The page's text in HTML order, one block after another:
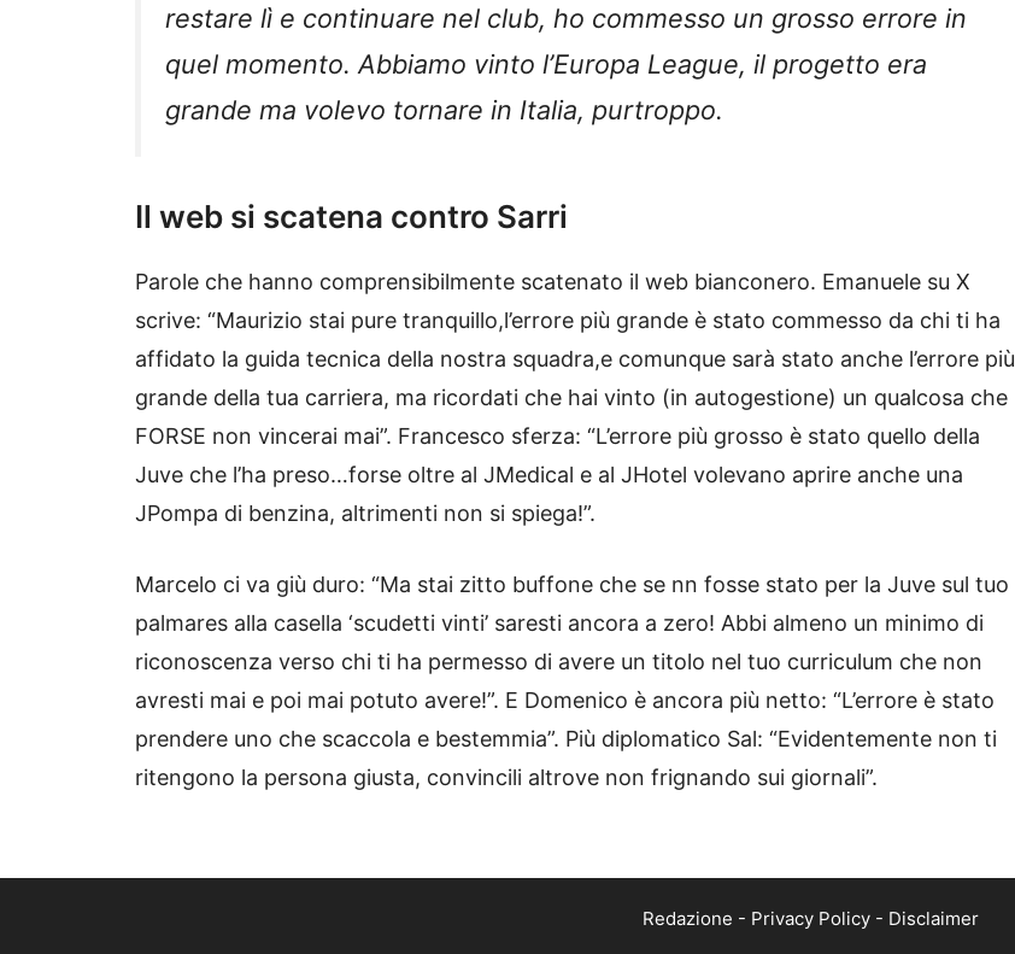
restare lì e continuare nel club, ho commesso un grosso errore in
quel momento. Abbiamo vinto l’Europa League, il progetto era
grande ma volevo tornare in Italia, purtroppo.
Il web si scatena contro Sarri
Parole che hanno comprensibilmente scatenato il web bianconero. Emanuele su X
scrive: “Maurizio stai pure tranquillo,l’errore più grande è stato commesso da chi ti ha
affidato la guida tecnica della nostra squadra,e comunque sarà stato anche l’errore più
grande della tua carriera, ma ricordati che hai vinto (in autogestione) un qualcosa che
FORSE non vincerai mai”. Francesco sferza: “L’errore più grosso è stato quello della
Juve che l’ha preso…forse oltre al JMedical e al JHotel volevano aprire anche una
JPompa di benzina, altrimenti non si spiega!”.
Marcelo ci va giù duro: “Ma stai zitto buffone che se nn fosse stato per la Juve sul tuo
palmares alla casella ‘scudetti vinti’ saresti ancora a zero! Abbi almeno un minimo di
riconoscenza verso chi ti ha permesso di avere un titolo nel tuo curriculum che non
avresti mai e poi mai potuto avere!”. E Domenico è ancora più netto: “L’errore è stato
prendere uno che scaccola e bestemmia”. Più diplomatico Sal: “Evidentemente non ti
ritengono la persona giusta, convincili altrove non frignando sui giornali”.
Redazione - Privacy Policy- Disclaimer